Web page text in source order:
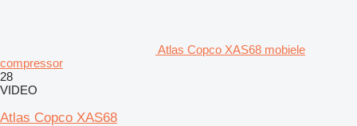
Atlas Copco XAS68 mobiele
compressor
28
VIDEO
Atlas Copco XAS68